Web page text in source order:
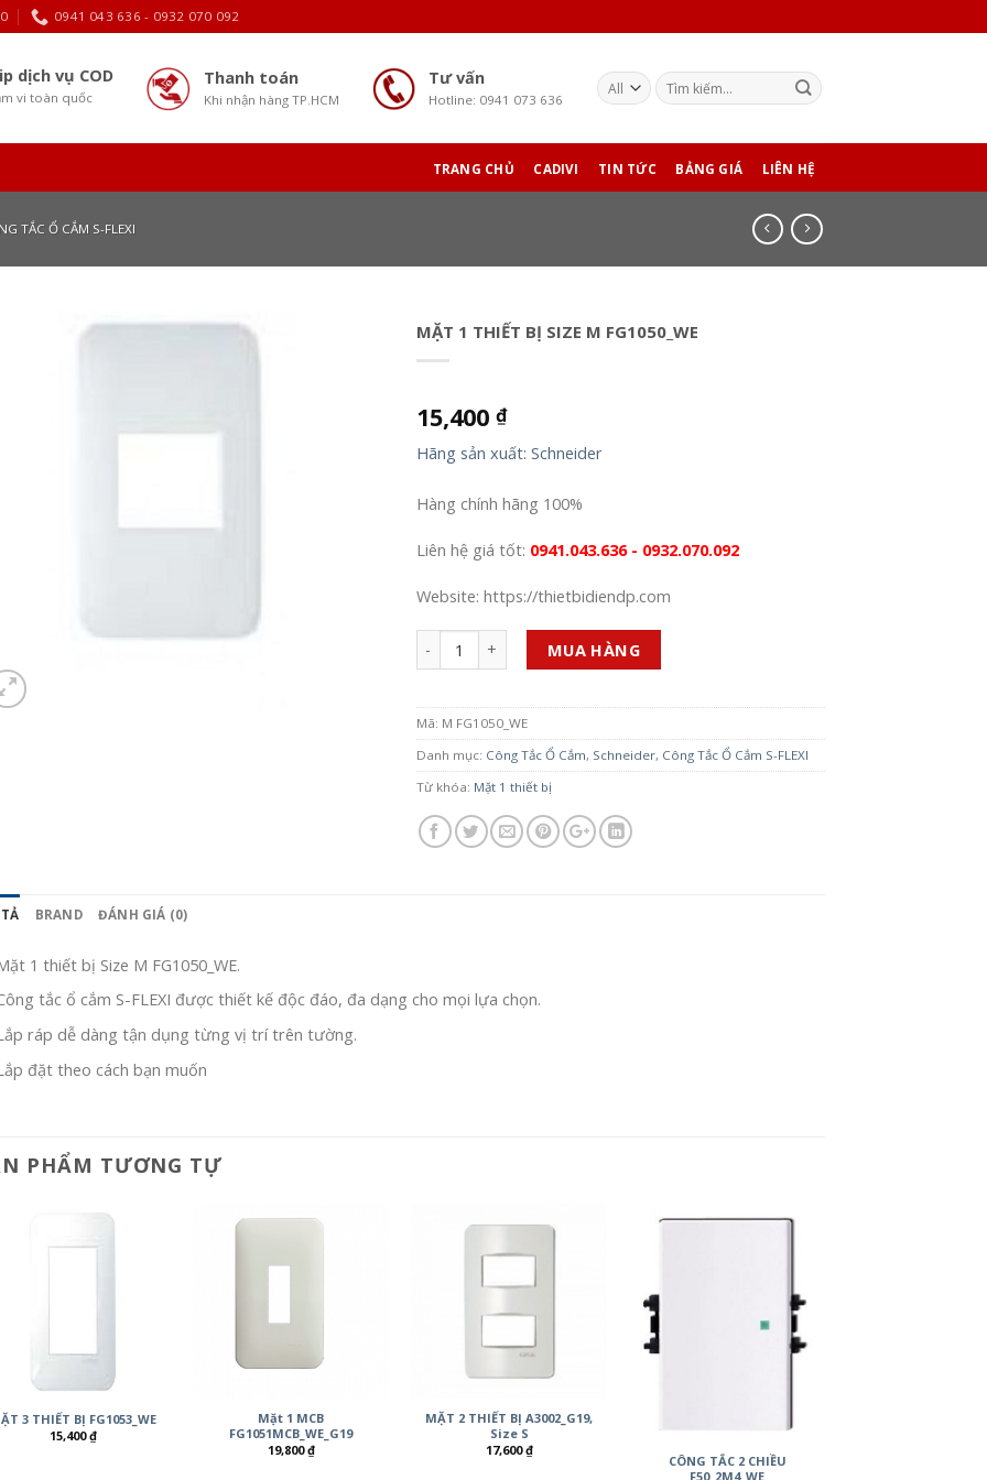
0941 043 636 - 0932 070 092
dịch vụ COD
vi toàn quốc
Thanh toán
Khi nhận hàng TP.HCM
Tư vấn
Hotline: 0941 073 636
TRANG CHỦ CADIVI TIN TỨC BẢNG GIÁ LIÊN HỆ
TẮC Ổ CẮM S-FLEXI
MẶT 1 THIẾT BỊ SIZE M FG1050_WE
15,400₫
Hãng sản xuất: Schneider
Hàng chính hãng 100%
Liên hệ giá tốt: 0941.043.636 - 0932.070.092
Website: https://thietbidiendp.com
MUA HÀNG
Mã: M FG1050_WE
Danh mục: Công Tắc Ổ Cắm, Schneider, Công Tắc Ổ Cắm S-FLEXI
Từ khóa: Mặt 1 thiết bị
BRAND ĐÁNH GIÁ (0)
1 thiết bị Size M FG1050_WE.
tắc ổ cắm S-FLEXI được thiết kế độc đáo, đa dạng cho mọi lựa chọn.
ráp dễ dàng tận dụng từng vị trí trên tường.
đặt theo cách bạn muốn
PHẨM TƯƠNG TỰ
3 THIẾT BỊ FG1053_WE
15,400₫
Mặt 1 MCB
FG1051MCB_WE_G19
19,800₫
MẶT 2 THIẾT BỊ A3002_G19,
Size S
17,600₫
CÔNG TẮC 2 CHIỀU
F50_2M4_WE